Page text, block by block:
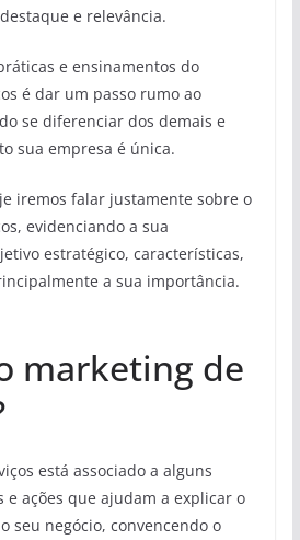
e relevância.
e ensinamentos do
é dar um passo rumo ao
se diferenciar dos demais e
sua empresa é única.
iremos falar justamente sobre o
evidenciando a sua
estratégico, características,
a sua importância.
marketing de
está associado a alguns
e ações que ajudam a explicar o
seu negócio, convencendo o